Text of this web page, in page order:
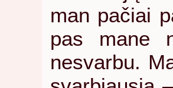
man pačiai
pas mane
nesvarbu.